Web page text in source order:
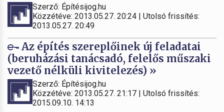
Szerző: Építésijog.hu
Közzétéve: 2013.05.27. 20:24 | Utolsó frissítés:
2013.05.27. 20:49
Az építés szereplőinek új feladatai
(beruházási tanácsadó, felelős műszaki
vezető nélküli kivitelezés) »
Szerző: Építésijog.hu
Közzétéve: 2013.05.27. 21:17 | Utolsó frissítés:
2015.09.10. 14:13